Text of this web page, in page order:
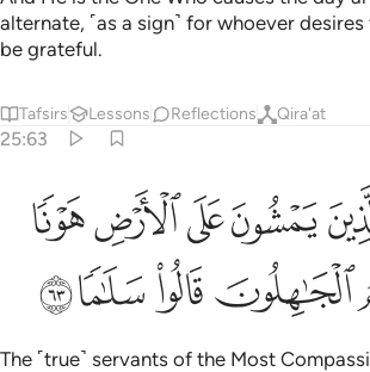
alternate, ˹as a sign˺ for whoever
be grateful.
Tafsirs Lessons Reflections Qira'at
25:63
على الارض هونا واذا خاطبهم الجاهلون
يَمْشُونَ عَلَى ٱلْأَرْضِ هَوْنًۭا وَإِذَا خَاطَبَهُمُ
ﲥﲦﲧﲨ
ﲫﲬﲭﲮ
The ˹true˺ servants of the Most